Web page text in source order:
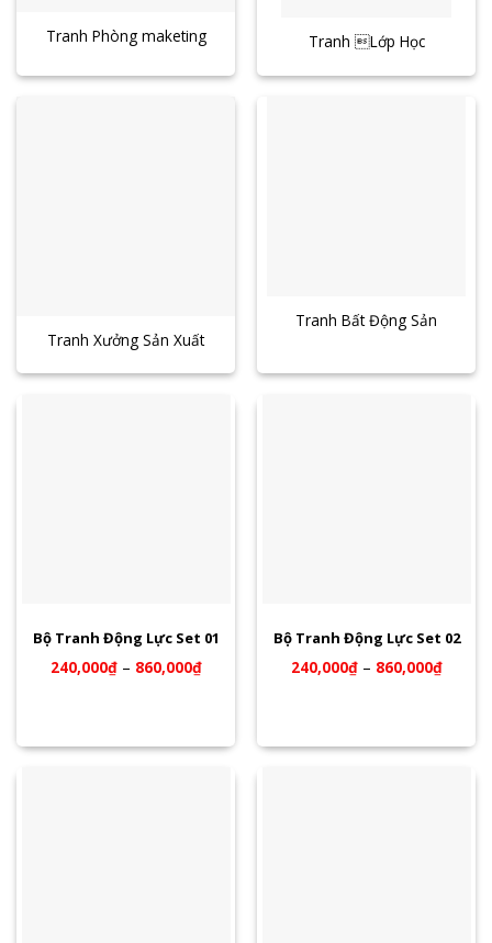
Tranh Phòng maketing Tranh Lớp Học
Tranh Xưởng Sản Xuất
Tranh Bất Động Sản
Bộ Tranh Động Lực Set 01
240,000₫– 860,000₫
Bộ Tranh Động Lực Set 02
240,000₫– 860,000₫